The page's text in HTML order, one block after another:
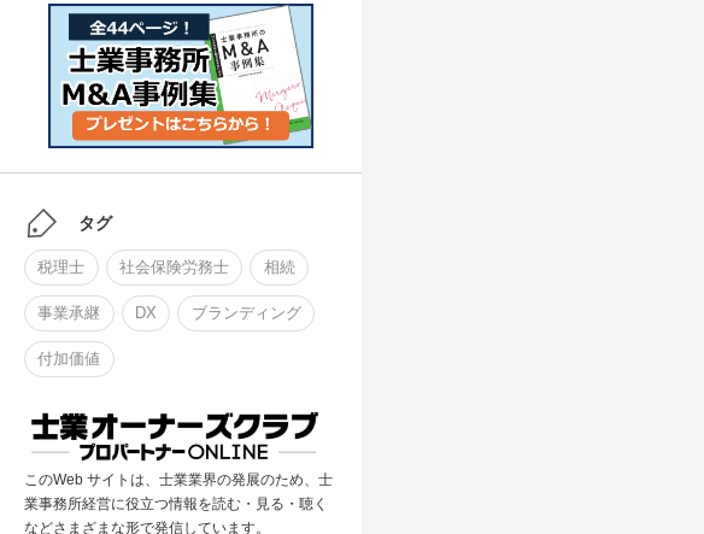
タグ
税理士 社会保険労務士 相続
事業承継 DX ブランディング
付加価値
このWeb サイトは、士業業界の発展のため、士
業事務所経営に役立つ情報を読む・見る・聴く
などさまざまな形で発信しています。